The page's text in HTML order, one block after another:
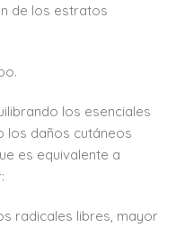
de los estratos
los esenciales
los daños cutáneos
es equivalente a
radicales libres, mayor